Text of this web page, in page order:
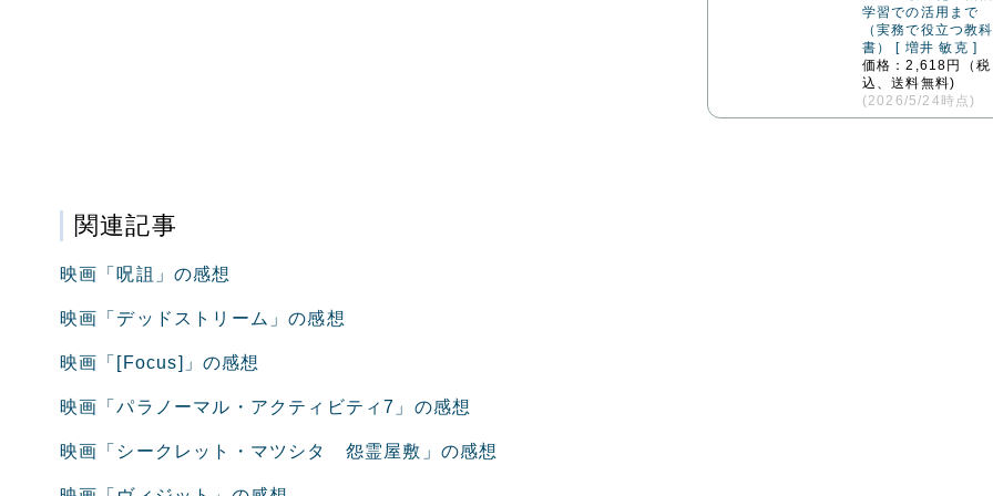
学習での活用まで
（実務で役立つ教科
書） [ 増井 敏克 ]
価格：2,618円（税
込、送料無料)
(2026/5/24時点)
関連記事
映画「呪詛」の感想
映画「デッドストリーム」の感想
映画「[Focus]」の感想
映画「パラノーマル・アクティビティ7」の感想
映画「シークレット・マツシタ 怨霊屋敷」の感想